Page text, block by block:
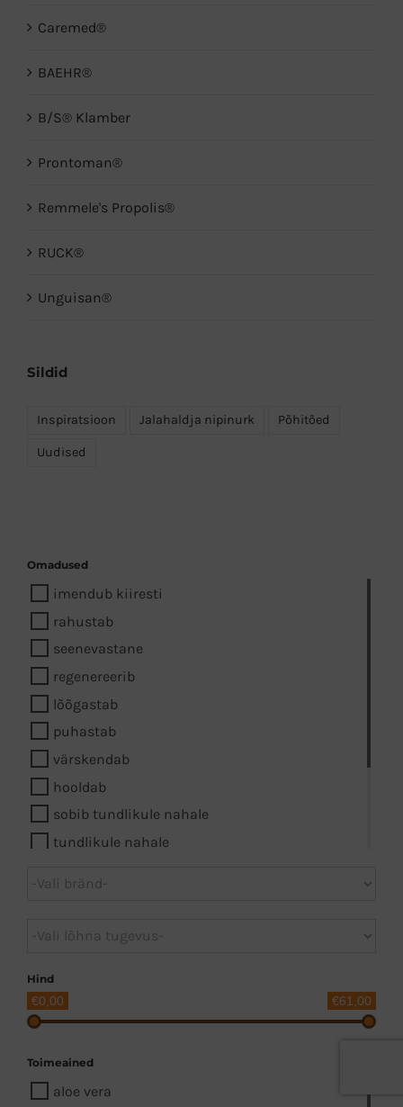
Caremed®
BAEHR®
B/S® Klamber
Prontoman®
Remmele's Propolis®
RUCK®
Unguisan®
Sildid
Inspiratsioon Jalahaldja nipinurk Põhitõed
Uudised
Omadused
imendub kiiresti
rahustab
seenevastane
regenereerib
lõõgastab
puhastab
värskendab
hooldab
sobib tundlikule nahale
tundlikule nahale
Hind
€0,00 €61,00
Toimeained
aloe vera